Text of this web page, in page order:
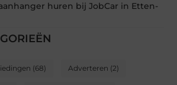
huren bij JobCar in Etten-
(68) Adverteren (2)